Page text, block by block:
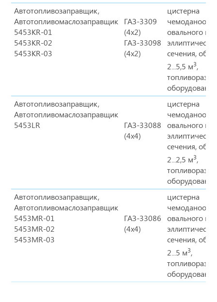
Автотопливозаправщик,
Автотопливомаслозаправщик
5453KR-01
5453KR-02
5453KR-03
ГАЗ-3309
(4х2)
ГАЗ-33098
(4х2)
цистерна
овального или
сечения,
2...5,5 м3,
оборудование
Автотопливозаправщик,
Автотопливомаслозаправщик
5453LR
ГАЗ-33088
(4х4)
цистерна
овального или
сечения,
2...2,5 м3,
оборудование
Автотопливозаправщик,
Автотопливомаслозаправщик
5453MR-01
5453MR-02
5453MR-03
ГАЗ-33086
(4х4)
цистерна
овального или
сечения,
2...5 м3,
оборудование